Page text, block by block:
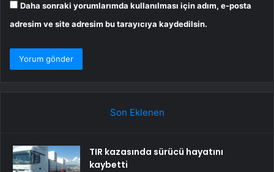
Daha sonraki yorumlarımda kullanılması için adım, e-posta
adresim ve site adresim bu tarayıcıya kaydedilsin.
Son Eklenen
TIR kazasında sürücü hayatını
kaybetti